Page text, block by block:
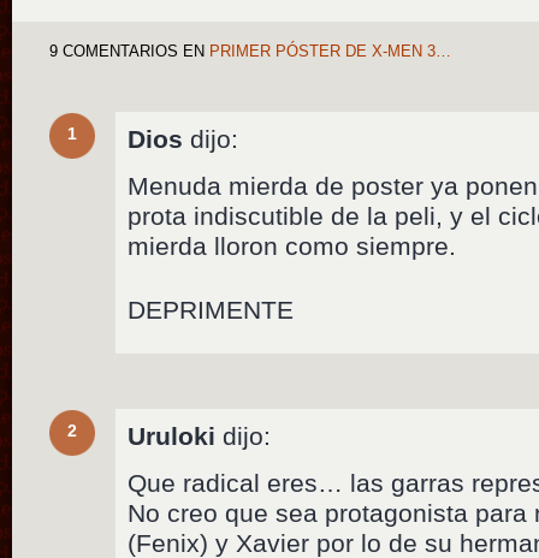
9 COMENTARIOS EN PRIMER PÓSTER DE X-MEN 3…
1 Dios dijo:
Menuda mierda de poster ya
prota indiscutible de la peli, y el
mierda lloron como siempre.
DEPRIMENTE
2 Uruloki dijo:
Que radical eres… las garras
No creo que sea protagonista
(Fenix) y Xavier por lo de su